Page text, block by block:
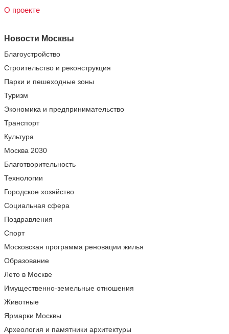
О проекте
Новости Москвы
Благоустройство
Строительство и реконструкция
Парки и пешеходные зоны
Туризм
Экономика и предпринимательство
Транспорт
Культура
Москва 2030
Благотворительность
Технологии
Городское хозяйство
Социальная сфера
Поздравления
Спорт
Московская программа реновации жилья
Образование
Лето в Москве
Имущественно-земельные отношения
Животные
Ярмарки Москвы
Археология и памятники архитектуры